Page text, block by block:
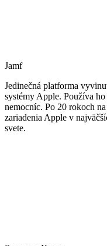
Jamf
Jedinečná platforma
systémy Apple. Používa
nemocníc. Po 20 rokoch
zariadenia Apple v
svete.